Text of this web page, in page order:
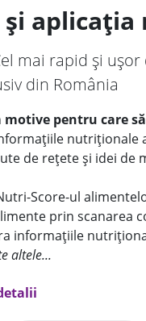
mai rapid și
din România
motive pentru care
nutriționale
de rețete și idei
Score-ul
prin scanarea
informațiile
altele...